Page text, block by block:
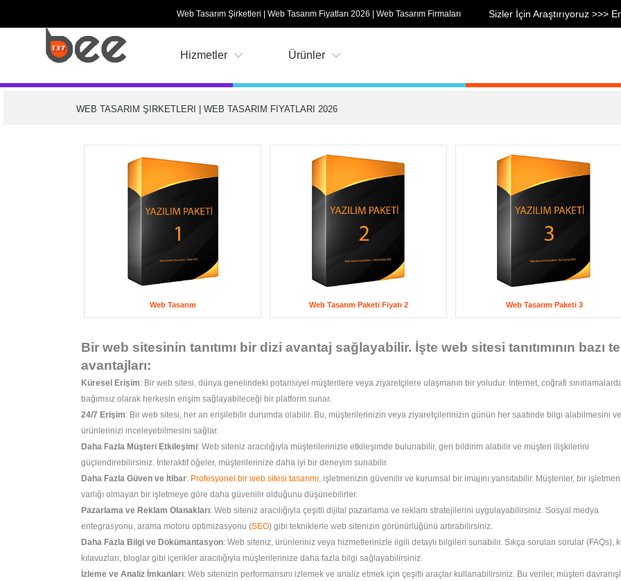
Web Tasarım Şirketleri | Web Tasarım Fiyatları 2026 | Web Tasarım Firmaları Sizler İçin Araştırıyoruz >>>
Hizmetler Ürünler
WEB TASARIM ŞIRKETLERI | WEB TASARIM FIYATLARI 2026
Bir web sitesinin tanıtımı bir dizi avantaj sağlayabilir. İşte web sitesi tanıtımının bazı
avantajları:
Küresel Erişim: Bir web sitesi, dünya genelindeki potansiyel müşterilere veya ziyaretçilere ulaşmanın bir yoludur. İnternet, coğrafi
bağımsız olarak herkesin erişim sağlayabileceği bir platform sunar.
24/7 Erişim: Bir web sitesi, her an erişilebilir durumda olabilir. Bu, müşterilerinizin veya ziyaretçilerinizin günün her saatinde bilgi alabilmesini
ürünlerinizi inceleyebilmesini sağlar.
Daha Fazla Müşteri Etkileşimi: Web siteniz aracılığıyla müşterilerinizle etkileşimde bulunabilir, geri bildirim alabilir ve müşteri ilişkilerini
güçlendirebilirsiniz. İnteraktif öğeler, müşterilerinize daha iyi bir deneyim sunabilir.
Daha Fazla Güven ve İtibar: Profesyonel bir web sitesi tasarımı, işletmenizin güvenilir ve kurumsal bir imajını yansıtabilir. Müşteriler, bir
varlığı olmayan bir işletmeye göre daha güvenilir olduğunu düşünebilirler.
Pazarlama ve Reklam Olanakları: Web siteniz aracılığıyla çeşitli dijital pazarlama ve reklam stratejilerini uygulayabilirsiniz. Sosyal medya
entegrasyonu, arama motoru optimizasyonu (SEO) gibi tekniklerle web sitenizin görünürlüğünü artırabilirsiniz.
Daha Fazla Bilgi ve Dökümantasyon: Web siteniz, ürünleriniz veya hizmetlerinizle ilgili detaylı bilgileri sunabilir. Sıkça sorulan sorular (FAQs),
kılavuzları, bloglar gibi içerikler aracılığıyla müşterilerinize daha fazla bilgi sağlayabilirsiniz.
İzleme ve Analiz İmkanları: Web sitenizin performansını izlemek ve analiz etmek için çeşitli araçlar kullanabilirsiniz. Bu veriler, müşteri
Web Tasarım Web Tasarım Paketi Fiyatı 2 Web Tasarım Paketi 3